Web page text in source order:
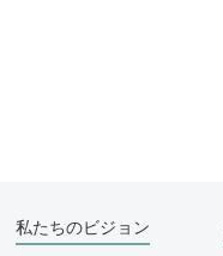
私たちのビジョン